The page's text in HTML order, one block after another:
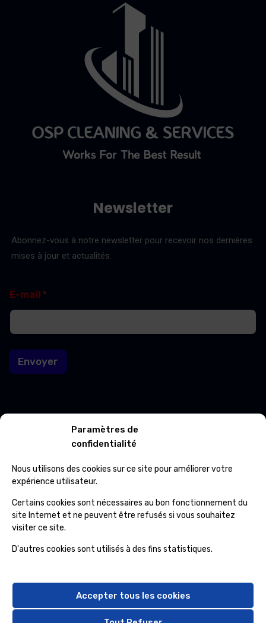
Paramètres de
confidentialité
Nous utilisons des cookies sur ce site pour améliorer votre
expérience utilisateur.
Certains cookies sont nécessaires au bon fonctionnement du
site Internet et ne peuvent être refusés si vous souhaitez
visiter ce site.
D'autres cookies sont utilisés à des fins statistiques.
Accepter tous les cookies
Newsletter
Abonnez-vous à notre newsletter pour recevoir nos dernières
mises à jour et actualités.
-
m
i
E
-
a
l
E-mail *
Envoyer
Contacts
(+32) 65 84 33 69
info@ospcleaning.be
Horaires
Samedi, Dimanche et Fériés: fermé